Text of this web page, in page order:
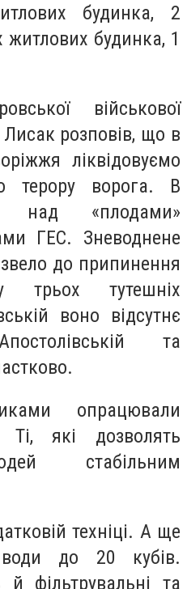
будинка, 2
житлових будинка, 1
військової
Лисак розповів, що в
ліквідовуємо
терору ворога. В
над «плодами»
ГЕС. Зневоднене
до припинення
трьох тутешніх
воно відсутнє
та
опрацювали
Ті, які дозволять
стабільним
техніці. А ще
до 20 кубів.
фільтрувальні та